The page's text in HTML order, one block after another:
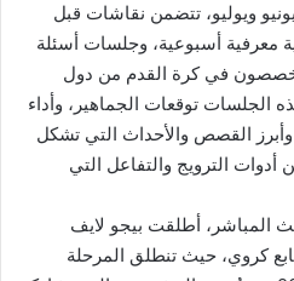
ويوليو، تتضمن نقاشات قبل
معرفية أسبوعية، وجلسات أسئلة
في كرة القدم من دول
الجلسات توقعات الجماهير، وأداء
وأبرز القصص والأحداث التي تشكل
الترويج والتفاعل التي
المباشر، أطلقت بيجو لايف
كروي، حيث تنطلق المرحلة